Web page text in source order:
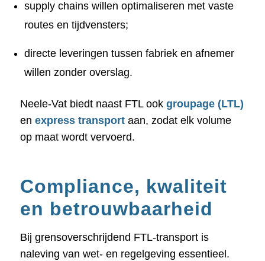
supply chains willen optimaliseren met vaste
routes en tijdvensters;
directe leveringen tussen fabriek en afnemer
willen zonder overslag.
Neele-Vat biedt naast FTL ook groupage (LTL)
en express transportaan, zodat elk volume
op maat wordt vervoerd.
Compliance, kwaliteit
en betrouwbaarheid
Bij grensoverschrijdend FTL-transport is
naleving van wet- en regelgeving essentieel.